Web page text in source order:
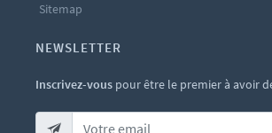
Sitemap
NEWSLETTER
Inscrivez-vous pour être le premier à avoir